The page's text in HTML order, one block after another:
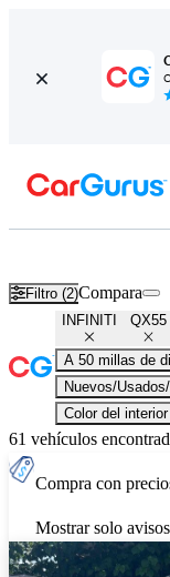
Filtro (2)Compara
INFINITI QX55
A 50 millas de
Nuevos/
Color del interior
61 vehículos
Compra con
Mostrar solo